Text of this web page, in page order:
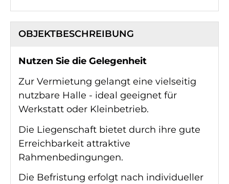
OBJEKT­BESCHREIBUNG
Nutzen Sie die Gelegenheit
Zur Vermietung gelangt eine vielseitig
nutzbare Halle - ideal geeignet für
Werkstatt oder Kleinbetrieb.
Die Liegenschaft bietet durch ihre gute
Erreichbarkeit attraktive
Rahmenbedingungen.
Die Befristung erfolgt nach individueller